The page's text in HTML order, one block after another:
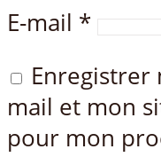
E-mail *
Enregistrer
mail et mon
pour mon